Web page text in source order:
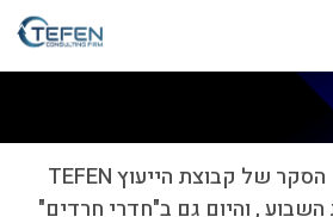
> הסקר של קבוצת הייעוץ TEFEN
השבוע , והיום גם ב"חדרי חרדים"